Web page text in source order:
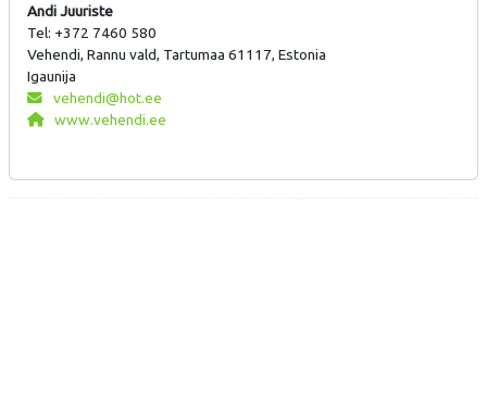
Andi Juuriste
Tel: +372 7460 580
Vehendi, Rannu vald, Tartumaa 61117, Estonia
Igaunija
vehendi@hot.ee
www.vehendi.ee